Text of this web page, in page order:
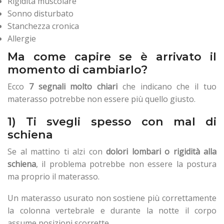
Sonno disturbato
Stanchezza cronica
Allergie
Ma come capire se è arrivato il
momento di cambiarlo?
Ecco 7 segnali molto chiari che indicano che il tuo
materasso potrebbe non essere più quello giusto.
1) Ti svegli spesso con mal di
schiena
Se al mattino ti alzi con dolori lombari o rigidità alla
schiena, il problema potrebbe non essere la postura
ma proprio il materasso.
Un materasso usurato non sostiene più correttamente
la colonna vertebrale e durante la notte il corpo